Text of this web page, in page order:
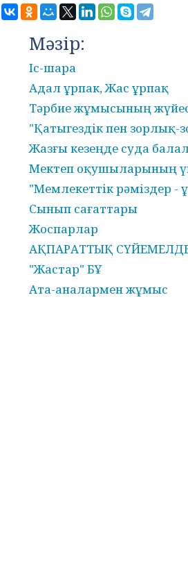
Мәзір:
Іс-шара
Адал ұрпак, Жас ұрпақ
Тәрбие жұмысының
"Қатыгездік пен
Жазғы кезеңде суда
Мектеп оқушыларының
"Мемлекеттік рәміздер
Сынып сағаттары
Жоспарлар
АҚПАРАТТЫҚ
"Жастар" БҰ
Ата-аналармен жұмыс